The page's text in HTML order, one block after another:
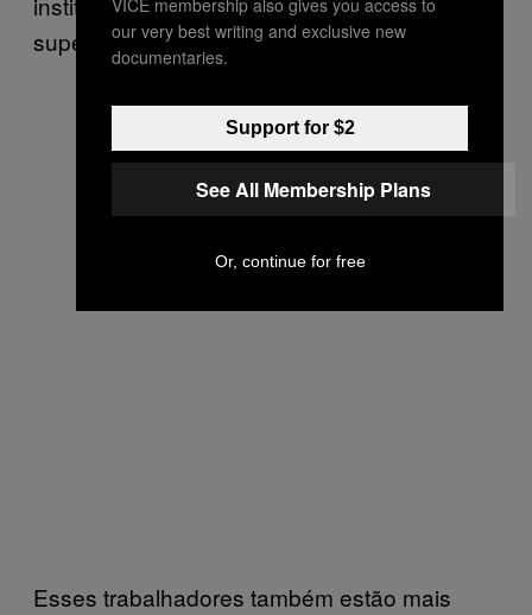
supervisores”.
Esses trabalhadores também estão mais
our very best writing and exclusive new
documentaries.
Support for $2
See All Membership Plans
Or, continue for free